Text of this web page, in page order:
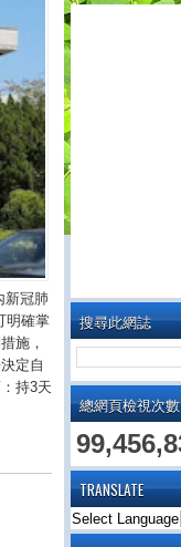
搜尋此網誌
總網頁檢視次數
TRANSLATE
Select Language
新冠肺
明確掌
施，
定自
持3天